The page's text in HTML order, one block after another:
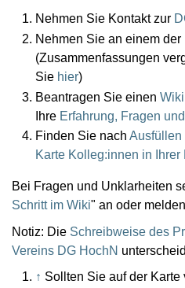
Nehmen Sie Kontakt zur
Nehmen Sie an einem der
(Zusammenfassungen
Sie hier)
Beantragen Sie einen
Ihre Erfahrung, Fragen
Finden Sie nach Ausfüllen
Karte Kolleg:innen in Ihrer
Bei Fragen und Unklarheiten
Schritt im Wiki" an oder
Notiz: Die Schreibweise des
Vereins DG HochN
↑ Sollten Sie auf der